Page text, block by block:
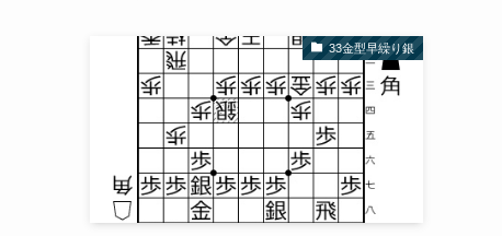
33金型早繰り銀